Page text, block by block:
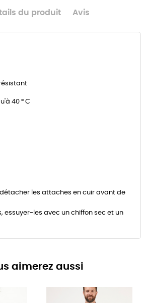
du produit Avis
40 ° C
détacher les attaches en cuir avant de
essuyer-les avec un chiffon sec et un
aimerez aussi